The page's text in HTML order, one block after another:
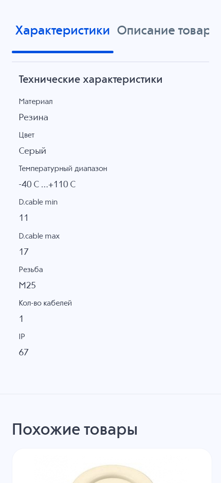
Характеристики Описание товара
Технические характеристики
Материал
Резина
Цвет
Серый
Температурный диапазон
-40 C ...+110 C
D.cable min
11
D.cable max
17
Резьба
M25
Кол-во кабелей
1
IP
67
Похожие товары